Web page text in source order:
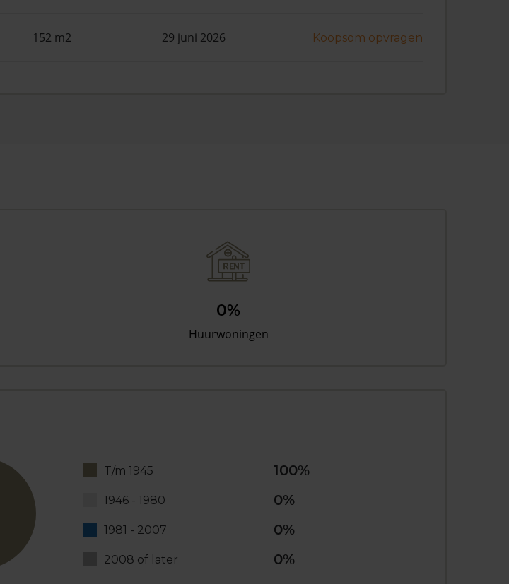
152 m2 29 juni 2026 Koopsom opvragen
0%
Huurwoningen
T/m 1945 100%
1946 - 1980 0%
1981 - 2007 0%
2008 of later 0%